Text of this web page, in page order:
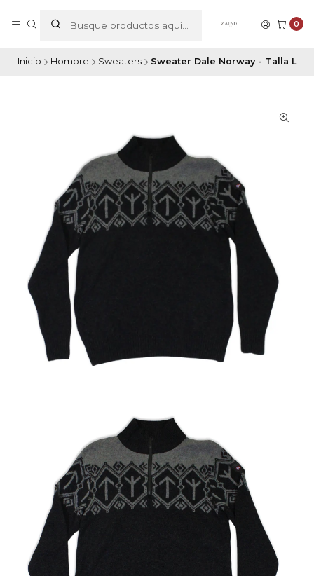
0
Inicio Hombre Sweaters Sweater Dale Norway - Talla L